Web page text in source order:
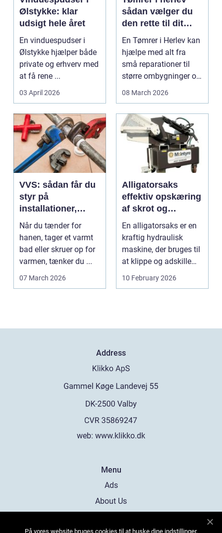
Ølstykke: klar
udsigt hele året
En vinduespudser i
Ølstykke hjælper både
private og erhverv med
at få rene ...
03 April 2026
sådan vælger du
den rette til dit
projekt
En Tømrer i Herlev kan
hjælpe med alt fra
små reparationer til
større ombygninger og
tilbygninger. N...
08 March 2026
VVS: sådan får du
styr på
installationer,
komfort og
energiforbrug
Når du tænder for
hanen, tager et varmt
bad eller skruer op for
varmen, tænker du ...
07 March 2026
Alligatorsaks
effektiv opskæring
af skrot og
metaller
En alligatorsaks er en
kraftig hydraulisk
maskine, der bruges til
at klippe og adskille
forskellige ...
10 February 2026
Address
web: www.klikko.dk
Menu
Ads
About Us
På vores website bruges cookies til at huske dine indstillinger,